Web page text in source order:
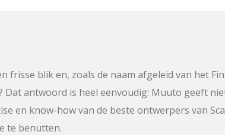
frisse blik en, zoals de naam afgeleid van het
Dat antwoord is heel eenvoudig: Muuto geeft
en know-how van de beste ontwerpers van
te benutten.